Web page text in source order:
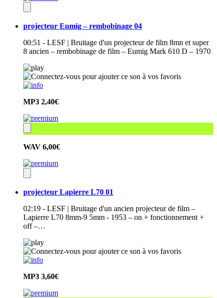
projecteur Eumig – rembobinage 04
00:51 - LESF | Bruitage d'un projecteur de film 8mn et super
8 ancien – rembobinage de film – Eumig Mark 610 D – 1970
MP3 2,40€
WAV 6,00€
projecteur Lapierre L70 01
02:19 - LESF | Bruitage d'un ancien projecteur de film –
Lapierre L70 8mm-9 5mm - 1953 – on + fonctionnement +
off –…
MP3 3,60€